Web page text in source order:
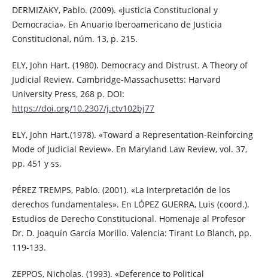
DERMIZAKY, Pablo. (2009). «Justicia Constitucional y
Democracia». En Anuario Iberoamericano de Justicia
Constitucional, núm. 13, p. 215.
ELY, John Hart. (1980). Democracy and Distrust. A Theory of
Judicial Review. Cambridge-Massachusetts: Harvard
University Press, 268 p. DOI:
https://doi.org/10.2307/j.ctv102bj77
ELY, John Hart.(1978). «Toward a Representation-Reinforcing
Mode of Judicial Review». En Maryland Law Review, vol. 37,
pp. 451 y ss.
PÉREZ TREMPS, Pablo. (2001). «La interpretación de los
derechos fundamentales». En LÓPEZ GUERRA, Luis (coord.).
Estudios de Derecho Constitucional. Homenaje al Profesor
Dr. D. Joaquín García Morillo. Valencia: Tirant Lo Blanch, pp.
119-133.
ZEPPOS, Nicholas. (1993). «Deference to Political